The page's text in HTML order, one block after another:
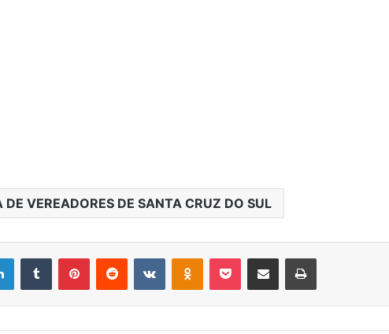
VEREADORES DE SANTA CRUZ DO SUL
LinkedinTumblr PinterestReddit VK OK Pocket Compartilhar via e-mail Imprimir